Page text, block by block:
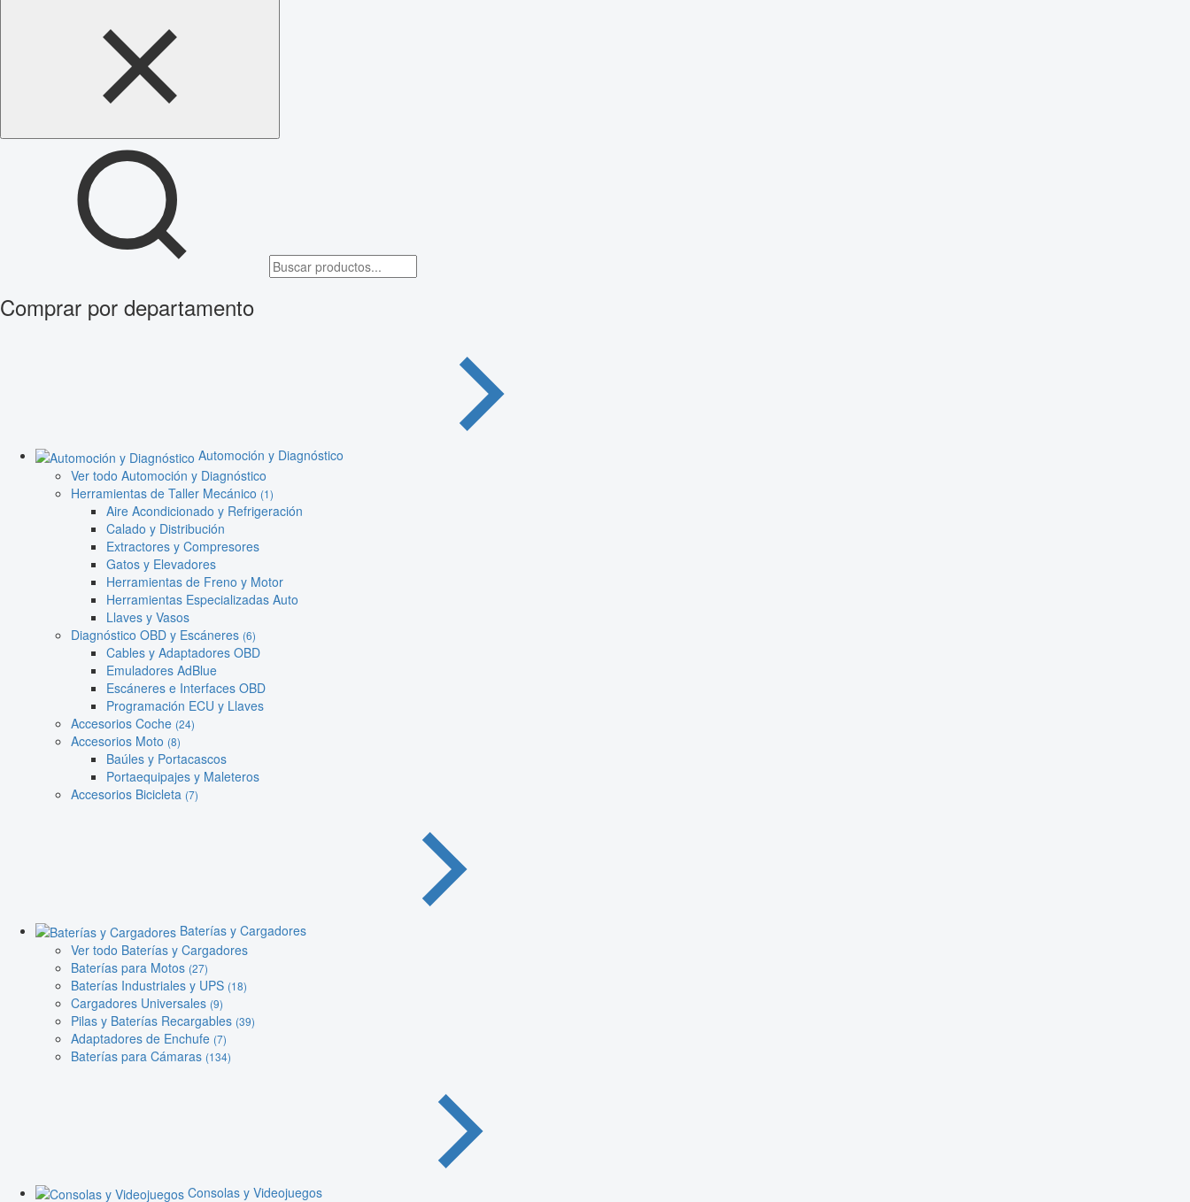
Comprar por departamento
Automoción y Diagnóstico
Ver todo Automoción y Diagnóstico
Herramientas de Taller Mecánico (1)
Aire Acondicionado y Refrigeración
Calado y Distribución
Extractores y Compresores
Gatos y Elevadores
Herramientas de Freno y Motor
Herramientas Especializadas Auto
Llaves y Vasos
Diagnóstico OBD y Escáneres (6)
Cables y Adaptadores OBD
Emuladores AdBlue
Escáneres e Interfaces OBD
Programación ECU y Llaves
Accesorios Coche (24)
Accesorios Moto (8)
Baúles y Portacascos
Portaequipajes y Maleteros
Accesorios Bicicleta (7)
Baterías y Cargadores
Ver todo Baterías y Cargadores
Baterías para Motos (27)
Baterías Industriales y UPS (18)
Cargadores Universales (9)
Pilas y Baterías Recargables (39)
Adaptadores de Enchufe (7)
Baterías para Cámaras (134)
Consolas y Videojuegos